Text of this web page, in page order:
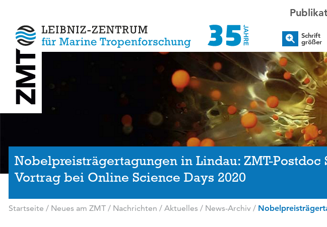
Schrift
größer
Nobelpreisträgertagungen in Lindau: ZMT-Postdoc
Vortrag bei Online Science Days 2020
Startseite / Neues am ZMT/ Nachrichten / Aktuelles / News-Archiv/